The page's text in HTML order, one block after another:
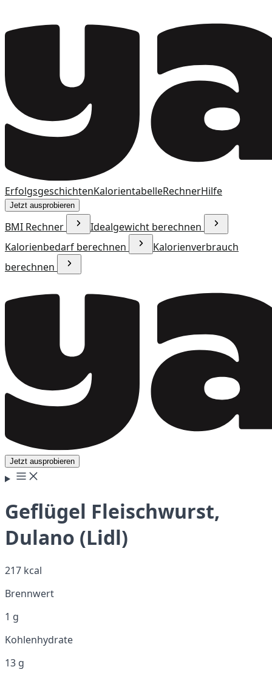
ErfolgsgeschichtenKalorientabelleRechnerHilfe
Jetzt ausprobieren
BMI Rechner
Idealgewicht berechnen
Kalorienbedarf berechnen
Kalorienverbrauch
berechnen
Jetzt ausprobieren
Geflügel Fleischwurst,
Dulano (Lidl)
217 kcal
Brennwert
1 g
Kohlenhydrate
13 g